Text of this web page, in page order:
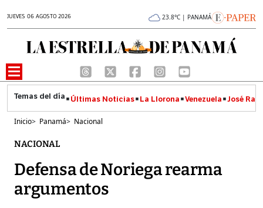
JUEVES 06 AGOSTO 2026 23.8°C | PANAMÁ
Últimas Noticias La Llorona Venezuela José
Inicio> Panamá> Nacional
NACIONAL
Defensa de Noriega rearma
argumentos